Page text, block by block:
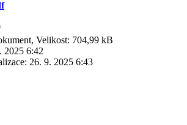
Velikost: 704,99 kB
2025 6:42
26. 9. 2025 6:43